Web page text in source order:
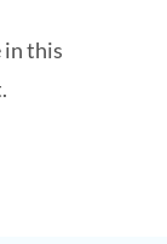
in this